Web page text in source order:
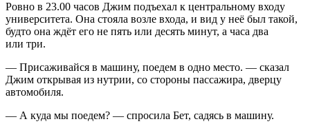
Ровно в 23.00 часов Джим подъехал к центральному входу
университета. Она стояла возле входа, и вид у неё был такой,
будто она ждёт его не пять или десять минут, а часа два
или три.
— Присаживайся в машину, поедем в одно место. — сказал
Джим открывая из нутрии, со стороны пассажира, дверцу
автомобиля.
— А куда мы поедем? — спросила Бет, садясь в машину.